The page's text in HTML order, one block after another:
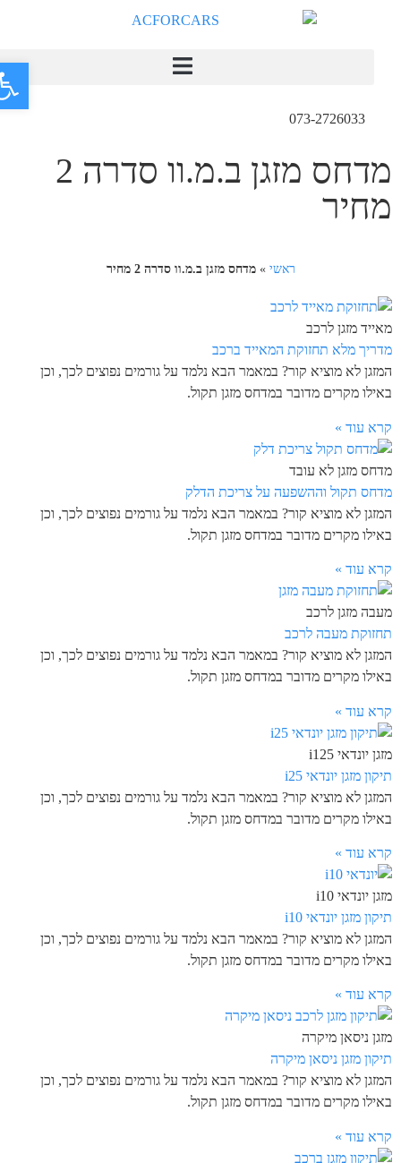
073-2726033
מדחס מזגן ב.מ.וו סדרה 2
מחיר
ראשי»מדחס מזגן ב.מ.וו סדרה 2 מחיר
מאייד מזגן לרכב
מדריך מלא תחזוקת המאייד ברכב
המזגן לא מוציא קור? במאמר הבא נלמד על גורמים נפוצים לכך, וכן
באילו מקרים מדובר במדחס מזגן תקול.
קרא עוד »
מדחס מזגן לא עובד
מדחס תקול וההשפעה על צריכת הדלק
המזגן לא מוציא קור? במאמר הבא נלמד על גורמים נפוצים לכך, וכן
באילו מקרים מדובר במדחס מזגן תקול.
קרא עוד »
מעבה מזגן לרכב
תחזוקת מעבה לרכב
המזגן לא מוציא קור? במאמר הבא נלמד על גורמים נפוצים לכך, וכן
באילו מקרים מדובר במדחס מזגן תקול.
קרא עוד »
מזגן יונדאי i125
תיקון מזגן יונדאי i25
המזגן לא מוציא קור? במאמר הבא נלמד על גורמים נפוצים לכך, וכן
באילו מקרים מדובר במדחס מזגן תקול.
קרא עוד »
מזגן יונדאי i10
תיקון מזגן יונדאי i10
המזגן לא מוציא קור? במאמר הבא נלמד על גורמים נפוצים לכך, וכן
באילו מקרים מדובר במדחס מזגן תקול.
קרא עוד »
מזגן ניסאן מיקרה
תיקון מזגן ניסאן מיקרה
המזגן לא מוציא קור? במאמר הבא נלמד על גורמים נפוצים לכך, וכן
באילו מקרים מדובר במדחס מזגן תקול.
קרא עוד »